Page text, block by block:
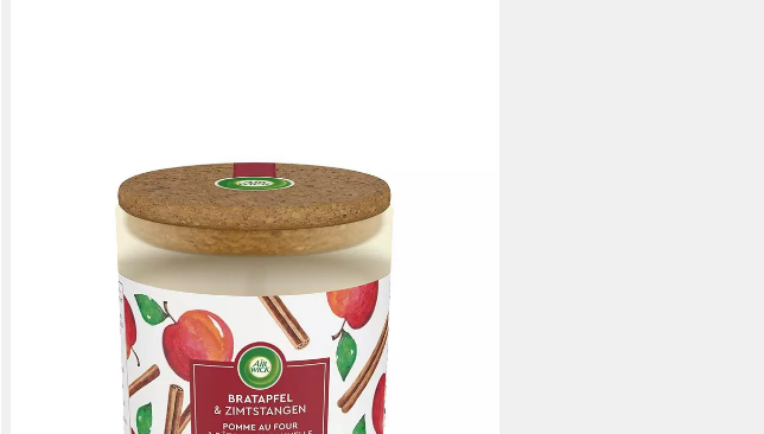
Duftkerze Air Wick Duft Stimmungskerze Bratapfel &
Zimtstangen 185g
lieferbar - in 2-3 Werktagen bei dir